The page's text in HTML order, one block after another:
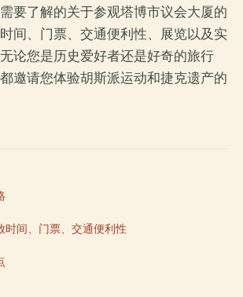
要了解的关于参观塔博市议会大厦的
间、门票、交通便利性、展览以及实
论您是历史爱好者还是好奇的旅行
邀请您体验胡斯派运动和捷克遗产的
时间、门票、交通便利性